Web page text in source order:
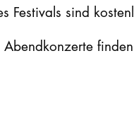
Festivals sind